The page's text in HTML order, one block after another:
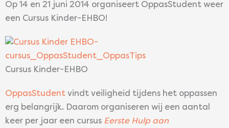
Op 14 en 21 juni 2014 organiseert OppasStudent weer
een Cursus Kinder-EHBO!
Cursus Kinder-EHBO
OppasStudent vindt veiligheid tijdens het oppassen
erg belangrijk. Daarom organiseren wij een aantal
keer per jaar een cursus Eerste Hulp aan